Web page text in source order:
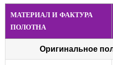
МАТЕРИАЛ И ФАКТУРА
ПОЛОТНА
Оригинальное